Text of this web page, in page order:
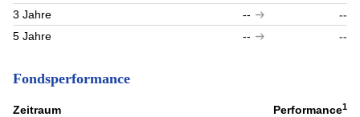
3 Jahre
--
--
5 Jahre
-- --
Fondsperformance
Zeitraum Performance1